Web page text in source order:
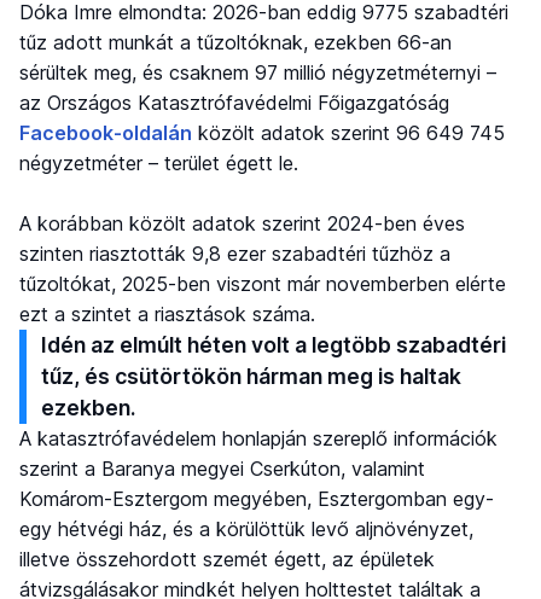
Dóka Imre elmondta: 2026-ban eddig 9775 szabadtéri
tűz adott munkát a tűzoltóknak, ezekben 66-an
sérültek meg, és csaknem 97 millió négyzetméternyi –
az Országos Katasztrófavédelmi Főigazgatóság
Facebook-oldalán közölt adatok szerint 96 649 745
négyzetméter – terület égett le.
A korábban közölt adatok szerint 2024-ben éves
szinten riasztották 9,8 ezer szabadtéri tűzhöz a
tűzoltókat, 2025-ben viszont már novemberben elérte
ezt a szintet a riasztások száma.
Idén az elmúlt héten volt a legtöbb szabadtéri
tűz, és csütörtökön hárman meg is haltak
ezekben.
A katasztrófavédelem honlapján szereplő információk
szerint a Baranya megyei Cserkúton, valamint
Komárom-Esztergom megyében, Esztergomban egy-
egy hétvégi ház, és a körülöttük levő aljnövényzet,
illetve összehordott szemét égett, az épületek
átvizsgálásakor mindkét helyen holttestet találtak a